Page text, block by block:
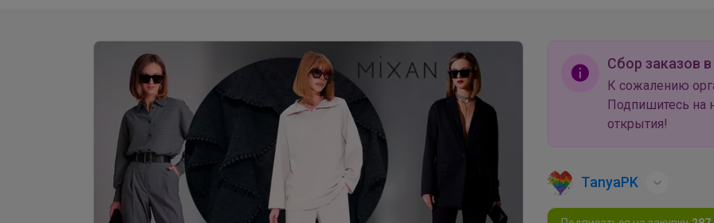
Сбор заказов
К сожалению
Подпишитесь на
открытия!
TanyaPK